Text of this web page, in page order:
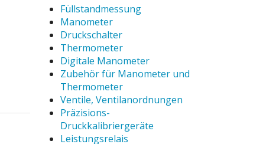
Füllstandmessung
Manometer
Druckschalter
Thermometer
Digitale Manometer
Zubehör für Manometer und
Thermometer
Ventile, Ventilanordnungen
Präzisions-
Druckkalibriergeräte
Leistungsrelais